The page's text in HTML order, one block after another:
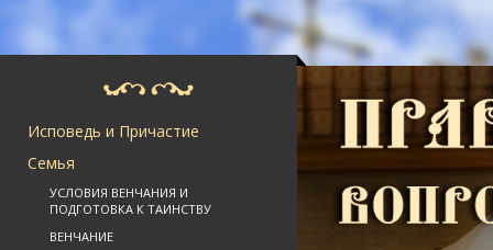
Исповедь и Причастие
Семья
УСЛОВИЯ ВЕНЧАНИЯ И
ПОДГОТОВКА К ТАИНСТВУ
ВЕНЧАНИЕ